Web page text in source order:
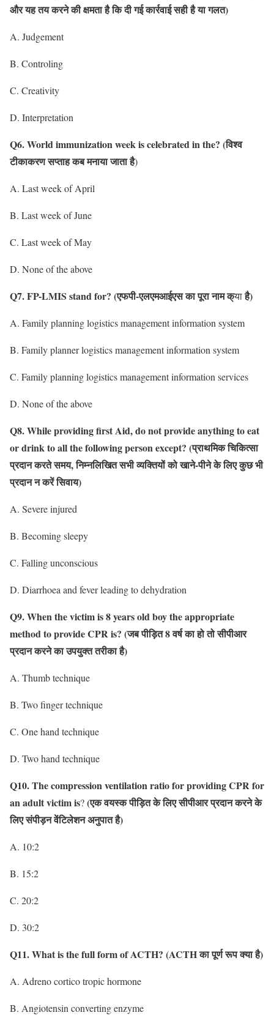
और यह तय करने की क्षमता है कि दी गई कार्रवाई सही है या गलत)
A. Judgement
B. Controling
C. Creativity
D. Interpretation
Q6. World immunization week is celebrated in the? (विश्व
टीकाकरण सप्ताह कब मनाया जाता है)
A. Last week of April
B. Last week of June
C. Last week of May
D. None of the above
Q7. FP-LMIS stand for? (एफपी-एलएमआईएस का पूरा नाम क्याहै)
A. Family planning logistics management information system
B. Family planner logistics management information system
C. Family planning logistics management information services
D. None of the above
Q8. While providing first Aid, do not provide anything to eat
or drink to all the following person except? (प्राथमिक चिकित्सा
प्रदान करते समय, निम्नलिखित सभी व्यक्तियों को खाने-पीने के लिए कुछ भी
प्रदान न करें सिवाय)
A. Severe injured
B. Becoming sleepy
C. Falling unconscious
D. Diarrhoea and fever leading to dehydration
Q9. When the victim is 8 years old boy the appropriate
method to provide CPR is? (जब पीड़ित 8 वर्ष का हो तो सीपीआर
प्रदान करने का उपयुक्त तरीका है)
A. Thumb technique
B. Two finger technique
C. One hand technique
D. Two hand technique
Q10. The compression ventilation ratio for providing CPR for
an adult victim is?(एक वयस्क पीड़ित के लिए सीपीआर प्रदान करने के
लिए संपीड़न वेंटिलेशन अनुपात है)
A. 10:2
B. 15:2
C. 20:2
D. 30:2
Q11. What is the full form of ACTH? (ACTH का पूर्ण रूप क्या है)
A. Adreno cortico tropic hormone
B. Angiotensin converting enzyme